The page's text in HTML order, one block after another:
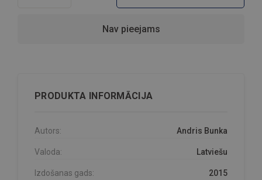
Nav pieejams
PRODUKTA INFORMĀCIJA
Autors: Andris Bunka
Valoda: Latviešu
Izdošanas gads: 2015